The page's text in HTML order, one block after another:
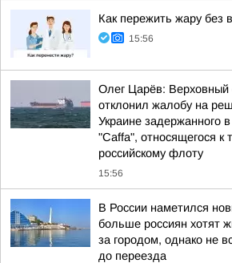
Как пережить жару без
15:56
Олег Царёв:
отклонил жалобу на
Украине задержанного в
"Caffa", относящегося к
российскому флоту
15:56
В России наметился
больше россиян хотят
за городом, однако не
до переезда